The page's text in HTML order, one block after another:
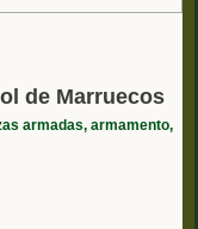
de Marruecos
armadas, armamento,